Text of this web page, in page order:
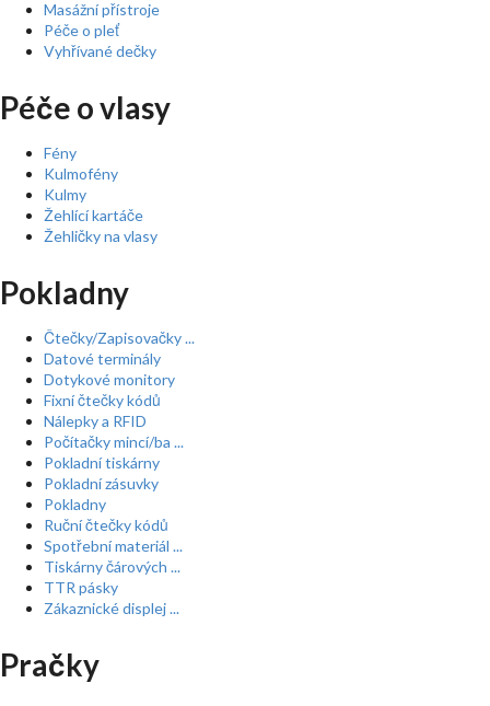
Masážní přístroje
Péče o pleť
Vyhřívané dečky
Péče o vlasy
Fény
Kulmofény
Kulmy
Žehlící kartáče
Žehličky na vlasy
Pokladny
Čtečky/Zapisovačky ...
Datové terminály
Dotykové monitory
Fixní čtečky kódů
Nálepky a RFID
Počítačky mincí/ba ...
Pokladní tiskárny
Pokladní zásuvky
Pokladny
Ruční čtečky kódů
Spotřební materiál ...
Tiskárny čárových ...
TTR pásky
Zákaznické displej ...
Pračky